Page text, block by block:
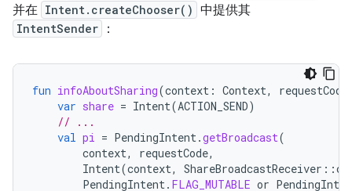
并在 Intent.createChooser() 中提供其
IntentSender ：
fun infoAboutSharing(context : Context, requestCode
var share = Intent(ACTION_SEND)
// ...
val pi = PendingIntent .getBroadcast(
context, requestCode,
Intent(context, ShareBroadcastReceiver ::
PendingIntent . FLAG_MUTABLE or